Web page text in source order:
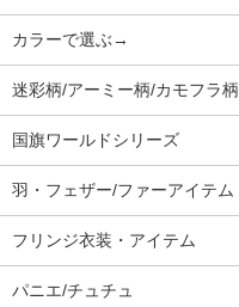
カラーで選ぶ→
迷彩柄/アーミー柄/カモフラ柄
国旗ワールドシリーズ
羽・フェザー/ファーアイテム
フリンジ衣装・アイテム
パニエ/チュチュ